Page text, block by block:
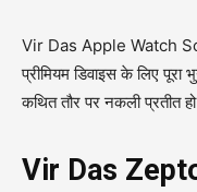
Vir Das Apple Watch
प्रीमियम डिवाइस के लिए पूरा
कथित तौर पर नकली प्रतीत हो
Vir Das